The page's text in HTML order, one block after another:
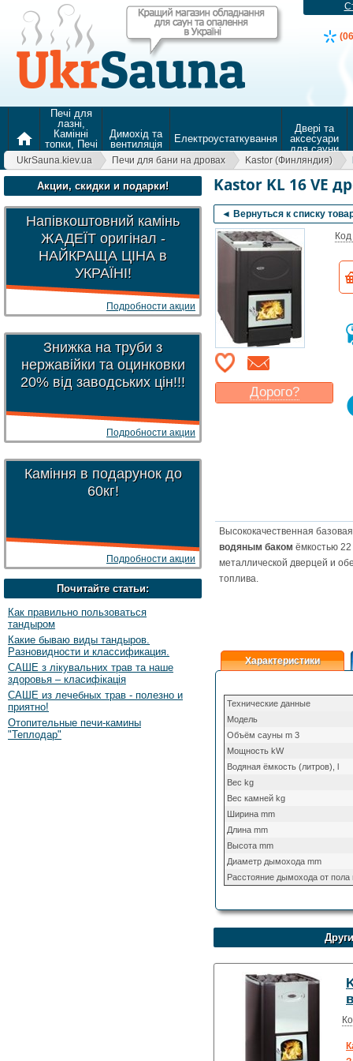
home
Печі для
лазні,
Камінні
топки, Печі
для
опалення
Димохід та
вентиляція
Електроустаткування
Двері та
аксесуари
для сауни
UkrSauna.kiev.ua Печи для бани на дровах Kastor (Финляндия)
Акции, скидки и подарки!
Напівкоштовний камінь
ЖАДЕЇТ оригінал -
НАЙКРАЩА ЦІНА в
УКРАЇНІ!
Подробности акции
Знижка на труби з
нержавійки та оцинковки
20% від заводських цін!!!
Подробности акции
Каміння в подарунок до
60кг!
Подробности акции
Почитайте статьи:
Как правильно пользоваться
тандыром
Какие бываю виды тандыров.
Разновидности и классификация.
САШЕ з лікувальних трав та наше
здоровья – класифікація
САШЕ из лечебных трав - полезно и
приятно!
Отопительные печи-камины
"Теплодар"
Kastor KL 16 VE
◄ Вернуться к списку
Дорого?
Высококачественная
водяным баком ёмкостью
металлической дверцей и
топлива.
Характеристики
Технические данные
Модель
Объём сауны m 3
Мощность kW
Водяная ёмкость (литров), l
Вес kg
Вес камней kg
Ширина mm
Длина mm
Высота mm
Диаметр дымохода mm
Расстояние дымохода от пола